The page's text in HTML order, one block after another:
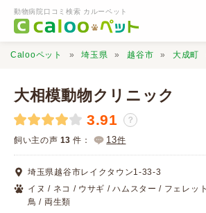
動物病院口コミ検索 カルーペット
動物病院検索
口コミ検索
Calooペット 埼玉県 越谷市 大成町
大相模動物クリニック
3.91 ？
飼い主の声 13 件： 13件
埼玉県越谷市レイクタウン1-33-3
イヌ / ネコ / ウサギ / ハムスター / フェレッ
鳥 / 両生類